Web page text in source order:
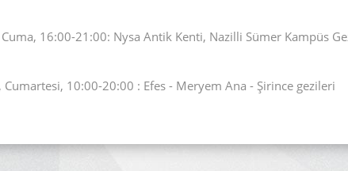
16:00-21:00: Nysa Antik Kenti, Nazilli Sümer Kampüs
10:00-20:00 : Efes - Meryem Ana - Şirince gezileri